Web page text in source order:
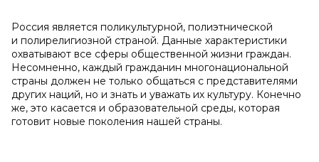
Россия является поликультурной, полиэтнической
и полирелигиозной страной. Данные характеристики
охватывают все сферы общественной жизни граждан.
Несомненно, каждый гражданин многонациональной
страны должен не только общаться с представителями
других наций, но и знать и уважать их культуру. Конечно
же, это касается и образовательной среды, которая
готовит новые поколения нашей страны.